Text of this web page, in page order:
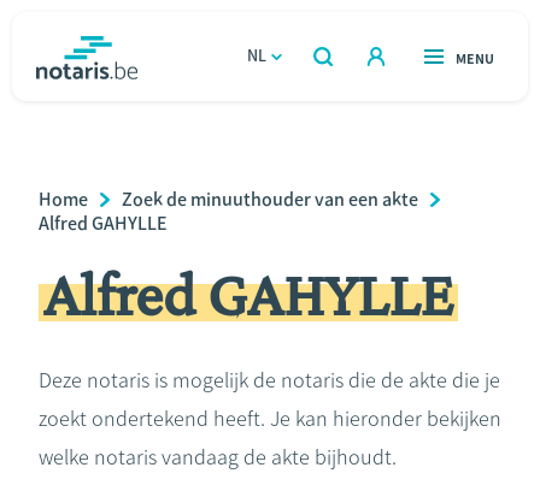
gaan
NL
OPEN
ZOEKEN
OPEN
MENU
Relatie & samenleven
Erven & schenken
Over de notaris
Breadcrumb
Home
Zoek de minuuthouder van een akte
Alfred GAHYLLE
Alfred GAHYLLE
Deze notaris is mogelijk de notaris die de akte die je
zoekt ondertekend heeft. Je kan hieronder bekijken
welke notaris vandaag de akte bijhoudt.